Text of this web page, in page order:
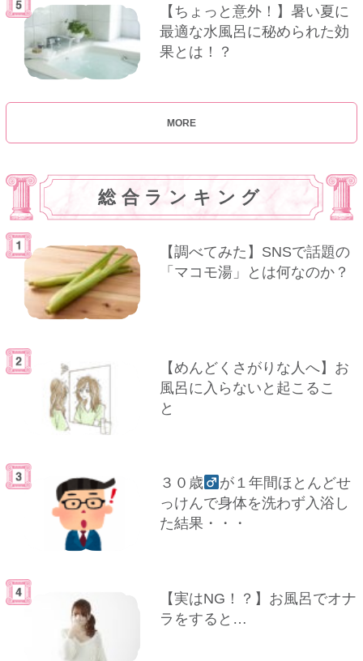
【ちょっと意外！】暑い夏に
最適な水風呂に秘められた効
果とは！？
MORE
総合ランキング
【調べてみた】SNSで話題の
「マコモ湯」とは何なのか？
【めんどくさがりな人へ】お
風呂に入らないと起こるこ
と
３０歳
が１年間ほとんどせ
っけんで身体を洗わず入浴し
た結果・・・
【実はNG！？】お風呂でオナ
ラをすると…